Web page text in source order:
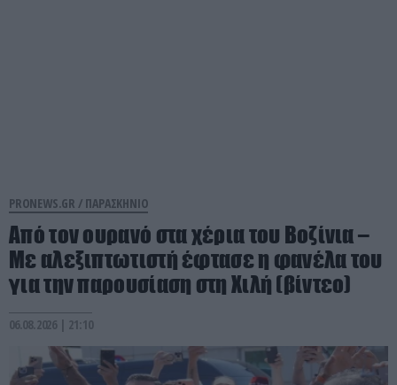
PRONEWS.GR / ΠΑΡΑΣΚΗΝΙΟ
Από τον ουρανό στα χέρια του Βοζίνια –
Με αλεξιπτωτιστή έφτασε η φανέλα του
για την παρουσίαση στη Χιλή (βίντεο)
06.08.2026 | 21:10